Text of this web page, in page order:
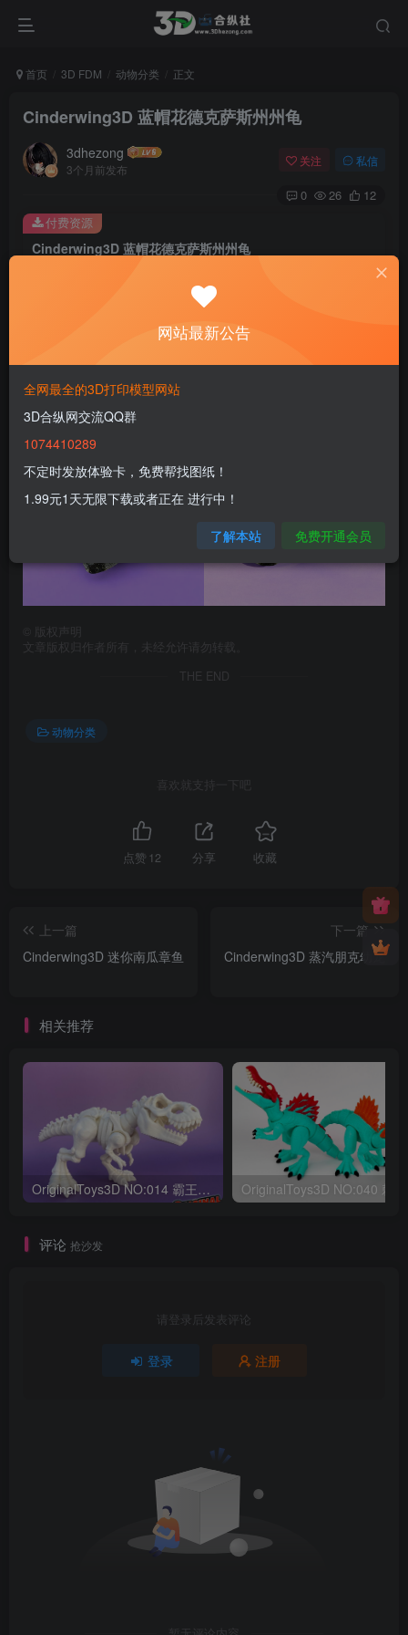
首页 3D FDM 动物分类 正文
Cinderwing3D 蓝帽花德克萨斯州州龟
3dhezong
3个月前发布
关注 私信
0 26 12
Cinderwing3D 蓝帽花德克萨斯州州龟
100
免费
付费资源
版权声明
文章版权归作者所有，未经允许请勿转载。
THE END
动物分类
喜欢就支持一下吧
点赞 12 分享 收藏
上一篇
Cinderwing3D 迷你南瓜章鱼
下一篇
Cinderwing3D 蒸汽朋克幼龙
相关推荐
OriginalToys3D NO:014 霸王龙骨架
评论 抢沙发
请登录后发表评论
登录 注册
网站最新公告
全网最全的3D打印模型网站
3D合纵网交流QQ群
1074410289
不定时发放体验卡，免费帮找图纸！
1.99元1天无限下载或者正在 进行中！
了解本站 免费开通会员